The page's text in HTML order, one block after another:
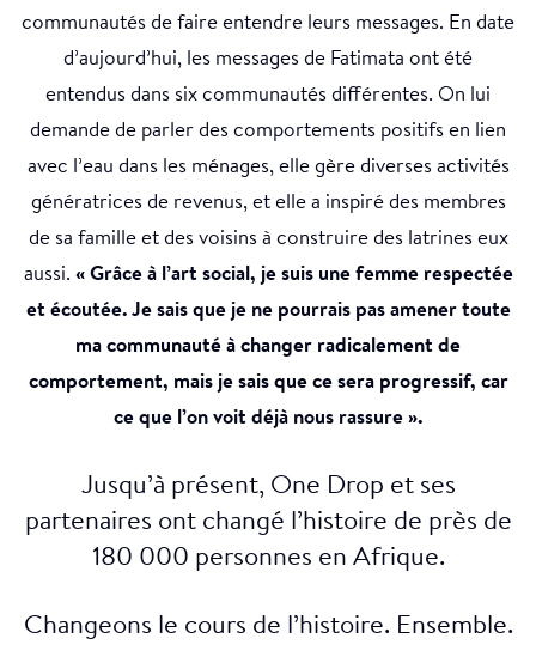
communautés de faire entendre leurs messages. En date
d’aujourd’hui, les messages de Fatimata ont été
entendus dans six communautés différentes. On lui
demande de parler des comportements positifs en lien
avec l’eau dans les ménages, elle gère diverses activités
génératrices de revenus, et elle a inspiré des membres
de sa famille et des voisins à construire des latrines eux
aussi. « Grâce à l’art social, je suis une femme respectée
et écoutée. Je sais que je ne pourrais pas amener toute
ma communauté à changer radicalement de
comportement, mais je sais que ce sera progressif, car
ce que l’on voit déjà nous rassure ».
Jusqu’à présent, One Drop et ses
partenaires ont changé l’histoire de près de
180 000 personnes en Afrique.
Changeons le cours de l’histoire. Ensemble.